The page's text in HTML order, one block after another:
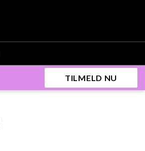
TILMELD NU